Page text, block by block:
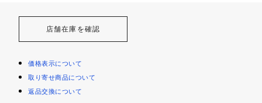
店舗在庫を確認
価格表示について
取り寄せ商品について
返品交換について